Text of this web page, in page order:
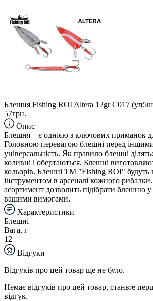
Блешня Fishing ROI Altera 12gr C017
57грн.
Опис
Блешня – є однією з ключових приманок
Головною перевагою блешні перед
універсальність. Як правило блешні
коливні і обертаються. Блешні
кольорів. Блешні TM "Fishing ROI" будуть
інструментом в арсеналі кожного
асортимент дозволить підібрати блешню у
вашими вимогами.
Характеристики
Блешні
Вага, г
12
Відгуки
Відгуків про цей товар ще не було.
Немає відгуків про цей товар, станьте
відгук.